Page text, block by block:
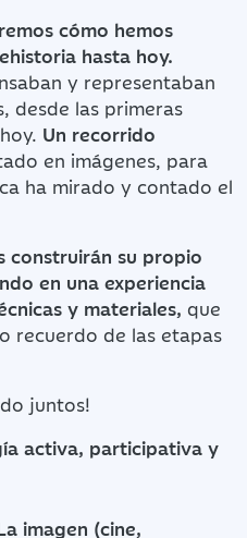
cómo hemos
hasta hoy.
y representaban
desde las primeras
Un recorrido
en imágenes, para
ha mirado y contado el
construirán su propio
en una experiencia
y materiales, que
recuerdo de las etapas
juntos!
activa, participativa y
imagen (cine,